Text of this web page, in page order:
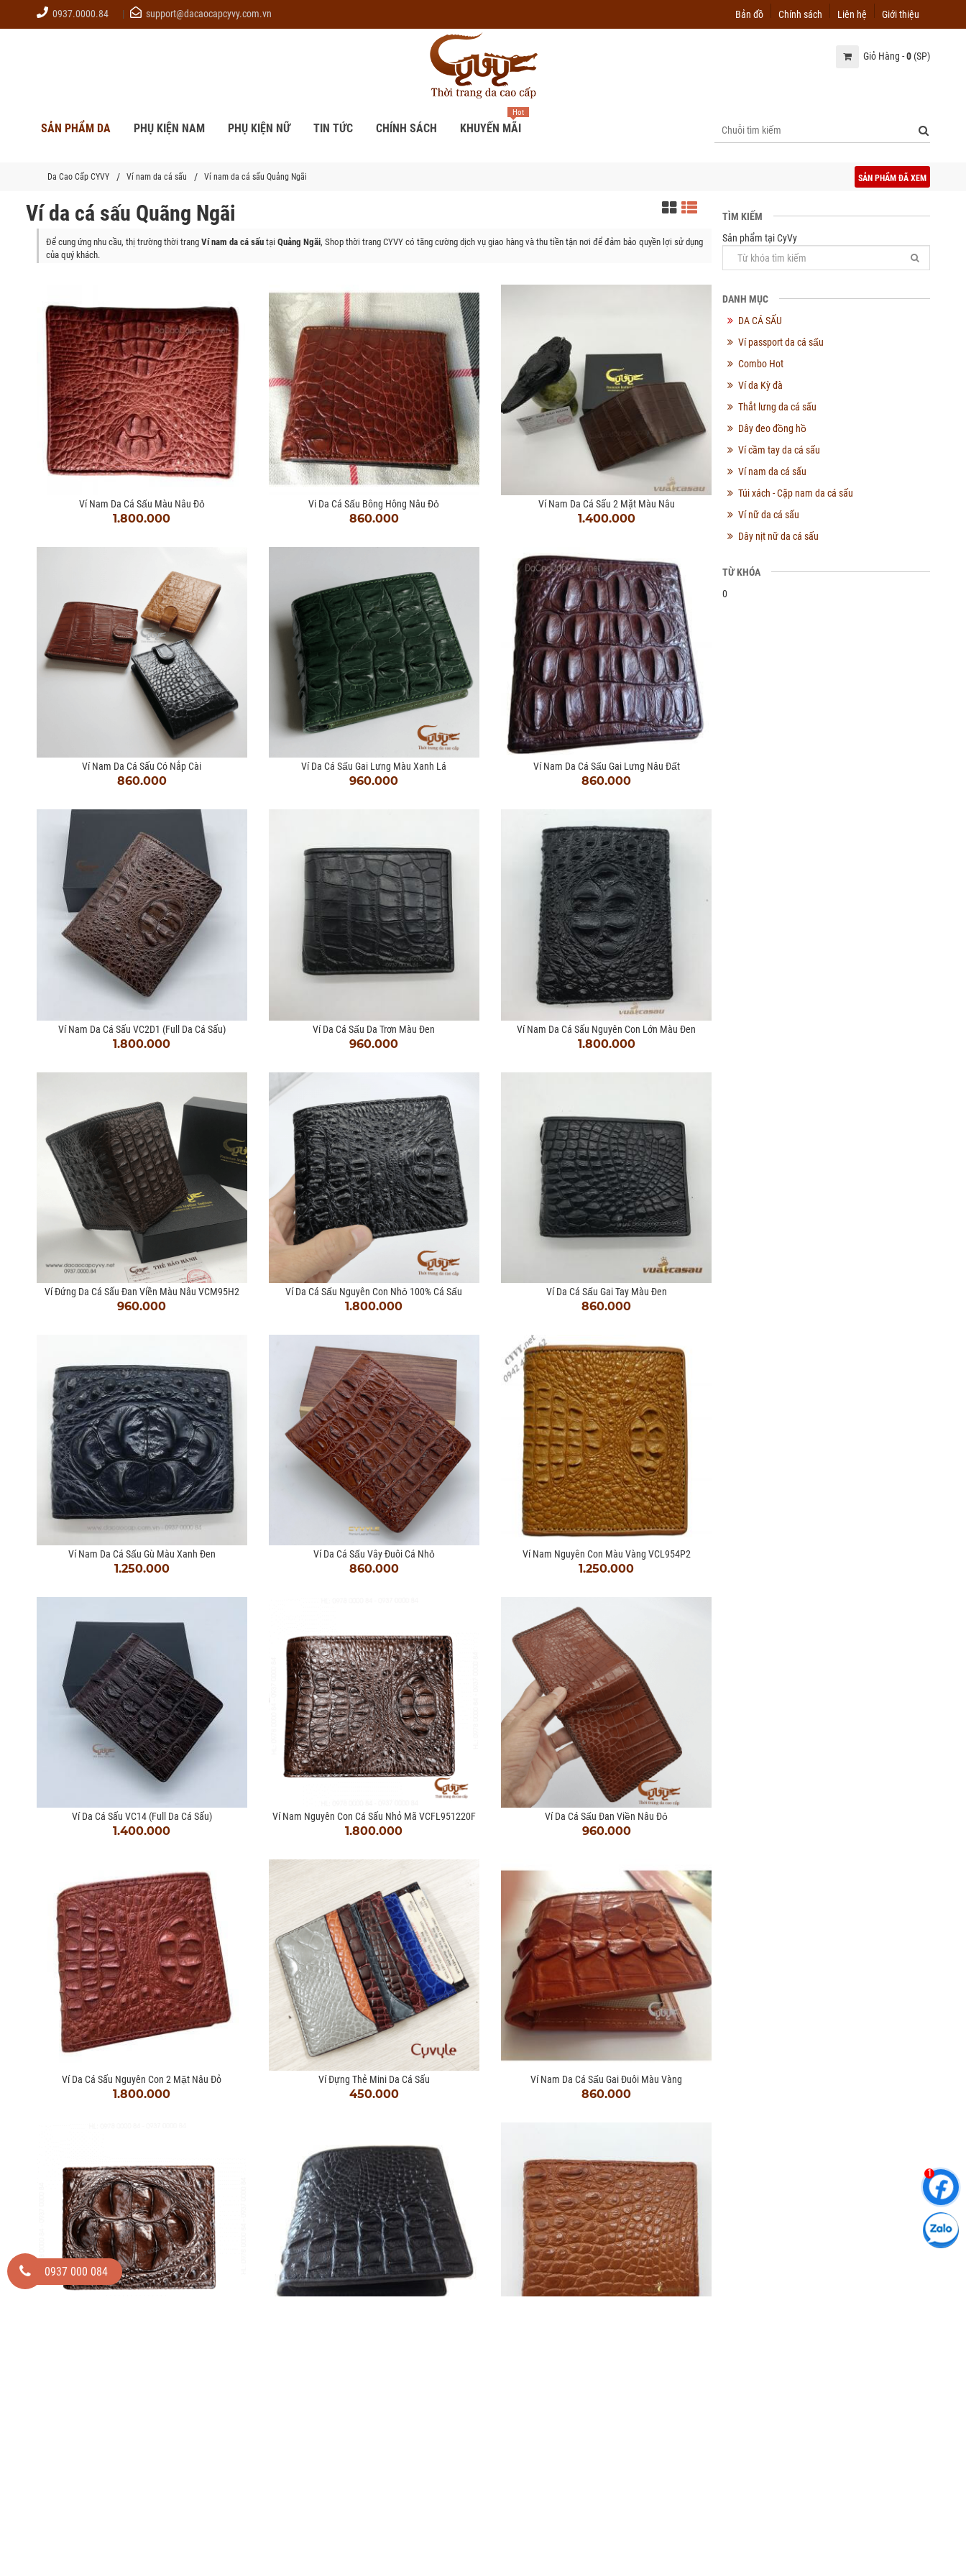
0937.0000.84 support@dacaocapcyvy.com.vn Bản đồ Chính sách Liên hệ Giới thiệu
Giỏ Hàng -0(SP)
SẢN PHẨM DA PHỤ KIỆN NAM PHỤ KIỆN NỮ TIN TỨC CHÍNH SÁCH KHUYẾN MÃI
Hot
Da Cao Cấp CYVY Ví nam da cá sấu Ví nam da cá sấu Quảng Ngãi SẢN PHẨM ĐÃ XEM
Ví da cá sấu Quãng Ngãi
Để cung ứng nhu cầu, thị trường thời trang Ví nam da cá sấutại Quảng Ngãi, Shop thời trang CYVY có tăng cường dịch vụ giao hàng và thu tiền tận nơi để đảm bảo quyền lợi sử dụng
của quý khách.
Ví Nam Da Cá Sấu Màu Nâu Đỏ
1.800.000
Vi Da Cá Sấu Bông Hông Nâu Đỏ
860.000
Ví Nam Da Cá Sấu 2 Mặt Màu Nâu
1.400.000
Ví Nam Da Cá Sấu Có Nắp Cài
860.000
Ví Da Cá Sấu Gai Lưng Màu Xanh Lá
960.000
Ví Nam Da Cá Sấu Gai Lưng Nâu Đất
860.000
Ví Nam Da Cá Sấu VC2D1 (full Da Cá Sấu)
1.800.000
Ví Da Cá Sấu Da Trơn Màu Đen
960.000
Ví Nam Da Cá Sấu Nguyên Con Lớn Màu Đen
1.800.000
Ví Đứng Da Cá Sấu Đan Viền Màu Nâu VCM95H2
960.000
Ví Da Cá Sấu Nguyên Con Nhỏ 100% Cá Sấu
1.800.000
Ví Da Cá Sấu Gai Tay Màu Đen
860.000
Ví Nam Da Cá Sấu Gù Màu Xanh Đen
1.250.000
Ví Da Cá Sấu Vây Đuôi Cá Nhỏ
860.000
Ví Nam Nguyên Con Màu Vàng VCL954P2
1.250.000
Ví Da Cá Sấu VC14 (full Da Cá Sấu)
1.400.000
Ví Nam Nguyên Con Cá Sấu Nhỏ Mã VCFL951220F
1.800.000
Ví Da Cá Sấu Đan Viền Nâu Đỏ
960.000
Ví Da Cá Sấu Nguyên Con 2 Mặt Nâu Đỏ
1.800.000
Ví Đựng Thẻ Mini Da Cá Sấu
450.000
Ví Nam Da Cá Sấu Gai Đuôi Màu Vàng
860.000
TÌM KIẾM
Sản phẩm tại CyVy
DANH MỤC
DA CÁ SẤU
Ví passport da cá sấu
Combo Hot
Ví da Kỳ đà
Thắt lưng da cá sấu
Dây đeo đồng hồ
Ví cầm tay da cá sấu
Ví nam da cá sấu
Túi xách - Cặp nam da cá sấu
Ví nữ da cá sấu
Dây nịt nữ da cá sấu
TỪ KHÓA
0
0937 000 084
1